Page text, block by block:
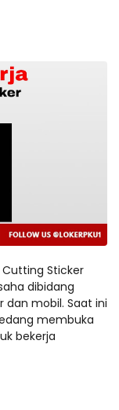
Cutting Sticker
dibidang
mobil. Saat ini
membuka
bekerja